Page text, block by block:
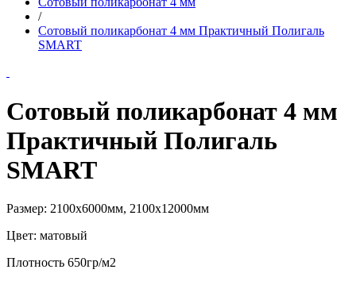
/
Сотовый поликарбонат 4 мм Практичный Полигаль
SMART
Сотовый поликарбонат 4 мм
Практичный Полигаль
SMART
Размер: 2100х6000мм, 2100х12000мм
Цвет: матовый
Плотность 650гр/м2